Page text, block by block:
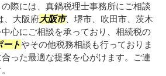
際には、真鍋税理士事務所にご相談
、大阪府大阪市、堺市、吹田市、茨木
心にご相談を承っており、相続税の
ートやその他税務相談も行っておりま
った最適な提案を心がけます。ご連